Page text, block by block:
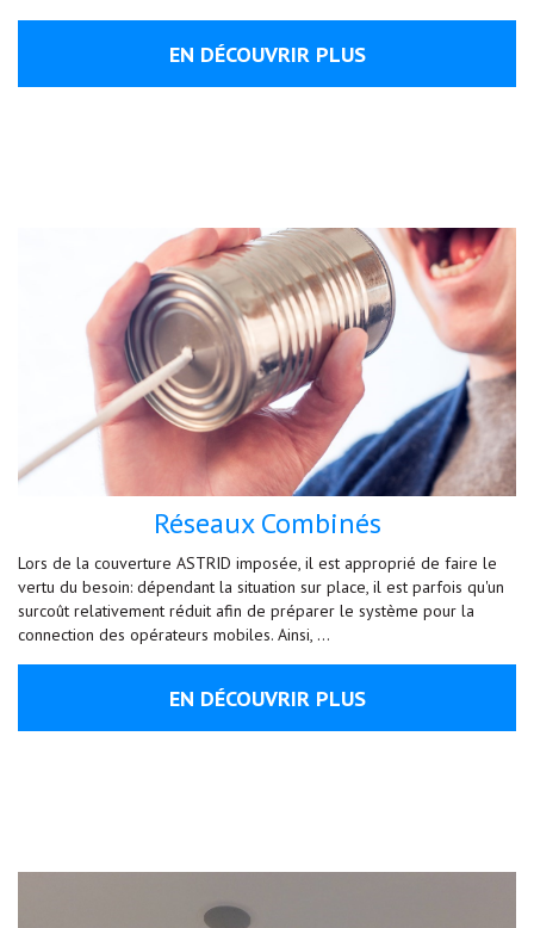
EN DÉCOUVRIR PLUS
Réseaux Combinés
Lors de la couverture ASTRID imposée, il est approprié de faire le
vertu du besoin: dépendant la situation sur place, il est parfois qu'un
surcoût relativement réduit afin de préparer le système pour la
connection des opérateurs mobiles. Ainsi, …
EN DÉCOUVRIR PLUS